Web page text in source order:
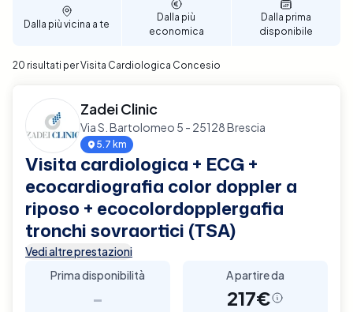
per garantire un supporto diagnostico completo e
affidabile per la tua salute cardiaca a Concesio.
Dalla più vicina a te
Dalla più
economica
Dalla prima
disponibile
20 risultati per Visita Cardiologica Concesio
Zadei Clinic
Via S. Bartolomeo 5 - 25128 Brescia
5.7 km
Visita cardiologica + ECG +
ecocardiografia color doppler a
riposo + ecocolordopplergafia
tronchi sovraortici (TSA)
Vedi altre prestazioni
Prima disponibilità
-
A partire da
217€